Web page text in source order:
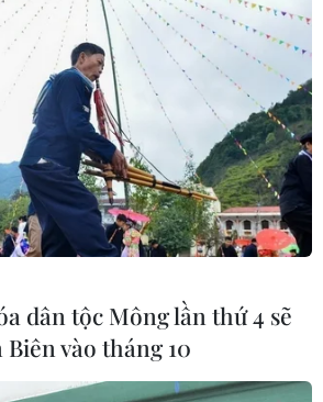
dân tộc Mông lần thứ 4 sẽ
vào tháng 10